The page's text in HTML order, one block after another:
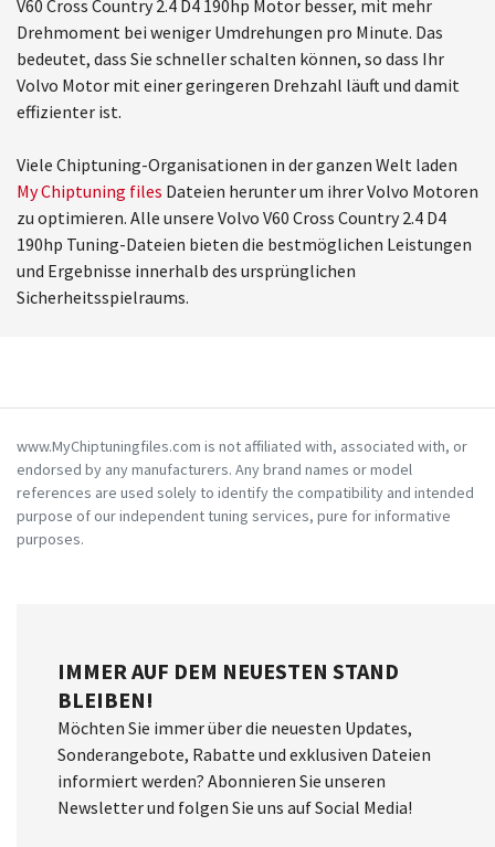
V60 Cross Country 2.4 D4 190hp Motor besser, mit mehr
Drehmoment bei weniger Umdrehungen pro Minute. Das
bedeutet, dass Sie schneller schalten können, so dass Ihr
Volvo Motor mit einer geringeren Drehzahl läuft und damit
effizienter ist.
Viele Chiptuning-Organisationen in der ganzen Welt laden
My Chiptuning files Dateien herunter um ihrer Volvo Motoren
zu optimieren. Alle unsere Volvo V60 Cross Country 2.4 D4
190hp Tuning-Dateien bieten die bestmöglichen Leistungen
und Ergebnisse innerhalb des ursprünglichen
Sicherheitsspielraums.
www.MyChiptuningfiles.com is not affiliated with, associated with, or
endorsed by any manufacturers. Any brand names or model
references are used solely to identify the compatibility and intended
purpose of our independent tuning services, pure for informative
purposes.
IMMER AUF DEM NEUESTEN STAND
BLEIBEN!
Möchten Sie immer über die neuesten Updates,
Sonderangebote, Rabatte und exklusiven Dateien
informiert werden? Abonnieren Sie unseren
Newsletter und folgen Sie uns auf Social Media!